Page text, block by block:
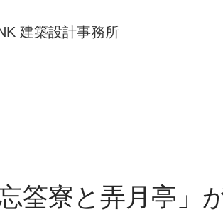
建築設計事務所
忘筌寮と弄月亭